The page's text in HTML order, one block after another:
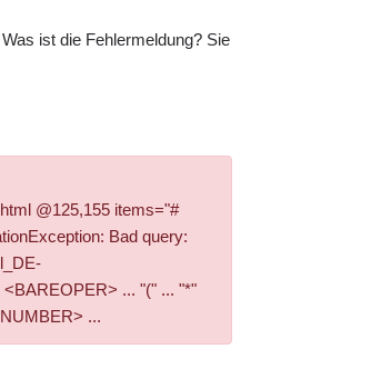
ist die Fehlermeldung? Sie
@125,155 items="#
Bad query:
... "(" ... "*"
...